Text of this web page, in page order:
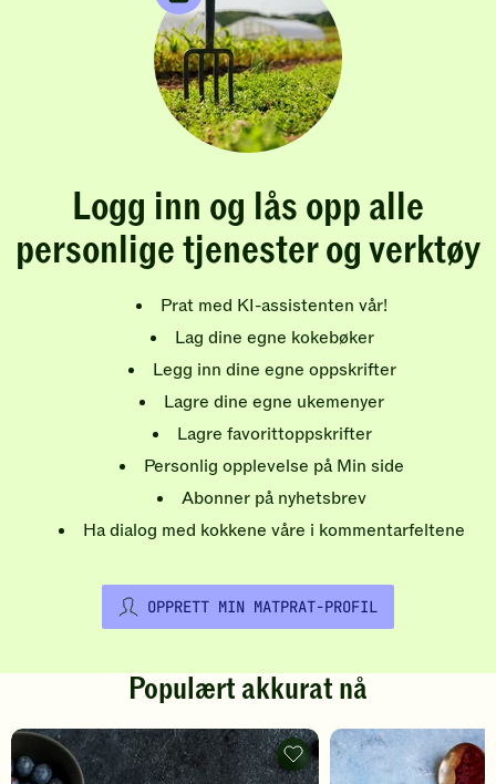
Logg inn og lås opp alle
personlige tjenester og verktøy
Prat med KI-assistenten vår!
Lag dine egne kokebøker
Legg inn dine egne oppskrifter
Lagre dine egne ukemenyer
Lagre favorittoppskrifter
Personlig opplevelse på Min side
Abonner på nyhetsbrev
Ha dialog med kokkene våre i kommentarfeltene
OPPRETT MIN MATPRAT-PROFIL
Populært akkurat nå
Pannekaker
-